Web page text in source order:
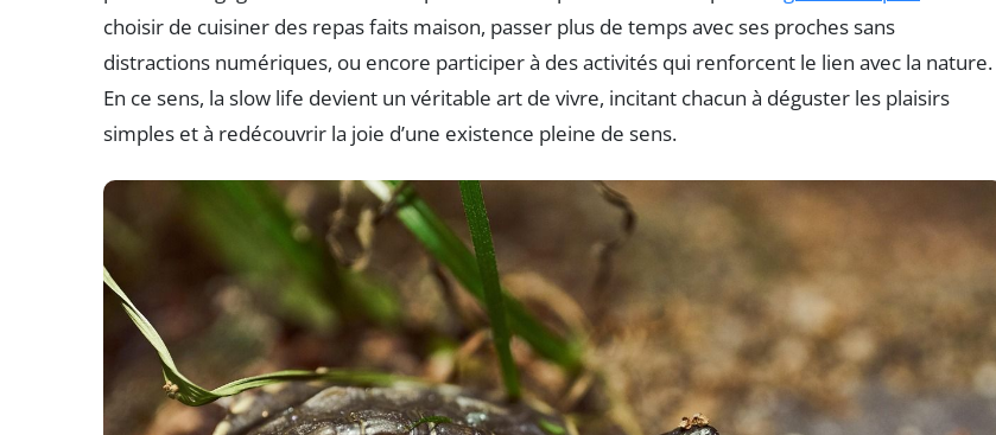
choisir de cuisiner des repas faits maison, passer plus de temps avec ses proches sans
distractions numériques, ou encore participer à des activités qui renforcent le lien avec la nature.
En ce sens, la slow life devient un véritable art de vivre, incitant chacun à déguster les plaisirs
simples et à redécouvrir la joie d’une existence pleine de sens.